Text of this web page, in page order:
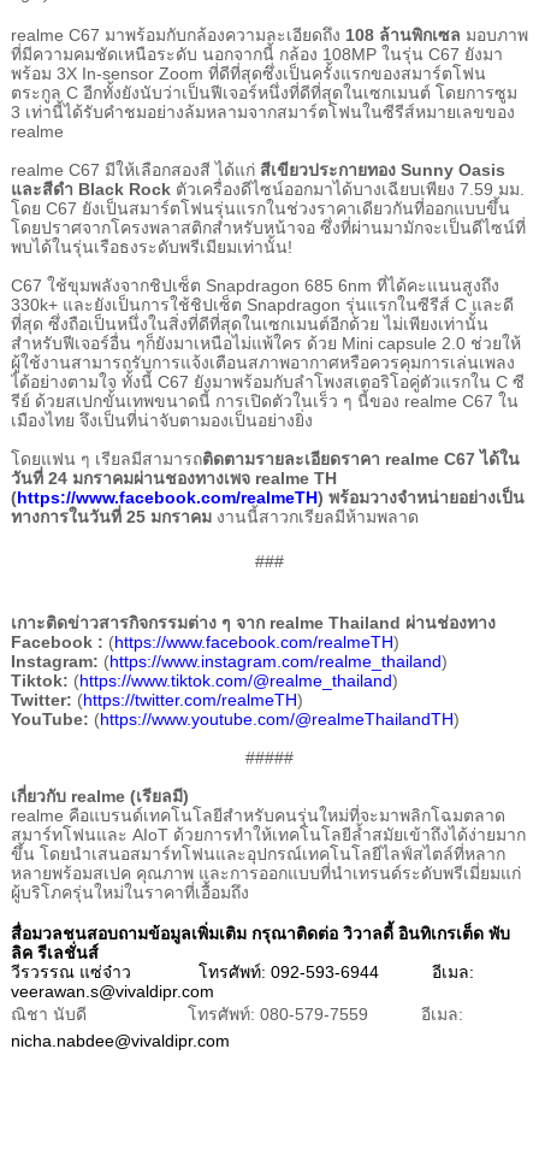
realme C67 มาพร้อมกับกล้องความละเอียดถึง 108ล้านพิกเซล มอบภาพ
ที่มีความคมชัดเหนือระดับ นอกจากนี้ กล้อง 108MP ในรุ่น C67 ยังมา
พร้อม 3X In-sensor Zoom ที่ดีที่สุดซึ่งเป็นครั้งแรกของสมาร์ตโฟน
ตระกูล C อีกทั้งยังนับว่าเป็นฟีเจอร์หนึ่งที่ดีที่สุดในเซกเมนต์ โดยการซูม
3 เท่านี้ได้รับคำชมอย่างล้มหลามจากสมาร์ตโฟนในซีรีส์หมายเลขของ
realme
realme C67 มีให้เลือกสองสี ได้แก่ สีเขียวประกายทอง Sunny Oasis
และสีดำ Black Rock ตัวเครื่องดีไซน์ออกมาได้บางเฉียบเพียง 7.59 มม.
โดย C67 ยังเป็นสมาร์ตโฟนรุ่นแรกในช่วงราคาเดียวกันที่ออกแบบขึ้น
โดยปราศจากโครงพลาสติกสำหรับหน้าจอ ซึ่งที่ผ่านมามักจะเป็นดีไซน์ที่
พบได้ในรุ่นเรือธงระดับพรีเมียมเท่านั้น!
C67 ใช้ขุมพลังจากชิปเซ็ต Snapdragon 685 6nm ที่ได้คะแนนสูงถึง
330k+ และยังเป็นการใช้ชิปเซ็ต Snapdragon รุ่นแรกในซีรีส์ C และดี
ที่สุด ซึ่งถือเป็นหนึ่งในสิ่งที่ดีที่สุดในเซกเมนต์อีกด้วย ไม่เพียงเท่านั้น
สำหรับฟีเจอร์อื่น ๆก็ยังมาเหนือไม่แพ้ใคร ด้วย Mini capsule 2.0ช่วยให้
ผู้ใช้งานสามารถรับการแจ้งเตือนสภาพอากาศหรือควรคุมการเล่นเพลง
ได้อย่างตามใจ ทั้งนี้ C67 ยังมาพร้อมกับลำโพงสเตอริโอคู่ตัวแรกใน C ซี
รีย์ ด้วยสเปกขั้นเทพขนาดนี้ การเปิดตัวในเร็ว ๆ นี้ของ realme C67 ใน
เมืองไทย จึงเป็นที่น่าจับตามองเป็นอย่างยิ่ง
โดยแฟน ๆ เรียลมีสามารถติดตามรายละเอียดราคา realme C67ได้ใน
วันที่ 24 มกราคมผ่านชองทางเพจ realme TH
(https://www.facebook.com/realmeTH) พร้อมวางจำหน่ายอย่างเป็น
ทางการในวันที่ 25 มกราคมงานนี้สาวกเรียลมีห้ามพลาด
###
เกาะติดข่าวสารกิจกรรมต่าง ๆ จาก realme Thailand ผ่านช่องทาง
Facebook : (https://www.facebook.com/realmeTH)
Instagram: (https://www.instagram.com/realme_thailand)
Tiktok: (https://www.tiktok.com/@realme_thailand)
Twitter: (https://twitter.com/realmeTH)
YouTube: (https://www.youtube.com/@realmeThailandTH)
#####
เกี่ยวกับ realme (เรียลมี)
realme คือแบรนด์เทคโนโลยีสำหรับคนรุ่นใหม่ที่จะมาพลิกโฉมตลาด
สมาร์ทโฟนและ AIoT ด้วยการทำให้เทคโนโลยีล้ำสมัยเข้าถึงได้ง่ายมาก
ขึ้น โดยนำเสนอสมาร์ทโฟนและอุปกรณ์เทคโนโลยีไลฟ์สไตล์ที่หลาก
หลายพร้อมสเปค คุณภาพ และการออกแบบที่นำเทรนด์ระดับพรีเมี่ยมแก่
ผู้บริโภครุ่นใหม่ในราคาที่เอื้อมถึง
สื่อมวลชนสอบถามข้อมูลเพิ่มเติม กรุณาติดต่อ วิวาลดี้ อินทิเกรเต็ด พับ
ลิค รีเลชั่นส์
วีรวรรณ แซ่จ๋าว โทรศัพท์: 092-593-6944 อีเมล:
veerawan.s@vivaldipr.com
ณิชา นับดี
โทรศัพท์: 080-579-7559 อีเมล:
nicha.nabdee@vivaldipr.com